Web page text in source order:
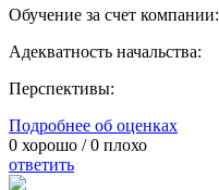
Обучение за счет компании:
Адекватность начальства:
Перспективы:
Подробнее об оценках
0 хорошо /0 плохо
ответить